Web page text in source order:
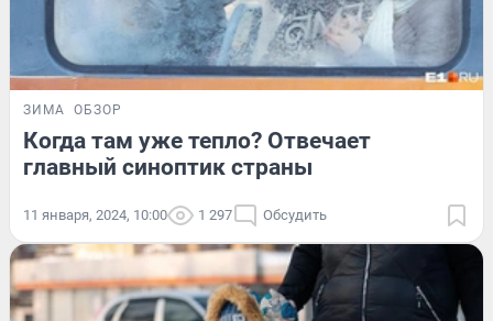
ЗИМА ОБЗОР
Когда там уже тепло? Отвечает
главный синоптик страны
11 января, 2024, 10:00 1 297 Обсудить